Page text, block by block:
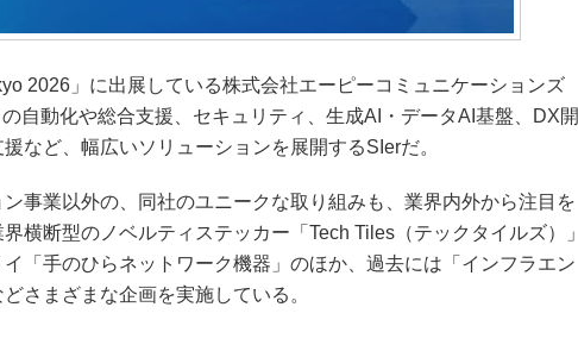
2026」に出展している株式会社エーピーコミュニケーションズ
自動化や総合支援、セキュリティ、生成AI・データAI基盤、DX開
など、幅広いソリューションを展開するSIerだ。
事業以外の、同社のユニークな取り組みも、業界内外から注目を
横断型のノベルティステッカー「Tech Tiles（テックタイルズ）」
「手のひらネットワーク機器」のほか、過去には「インフラエン
さまざまな企画を実施している。